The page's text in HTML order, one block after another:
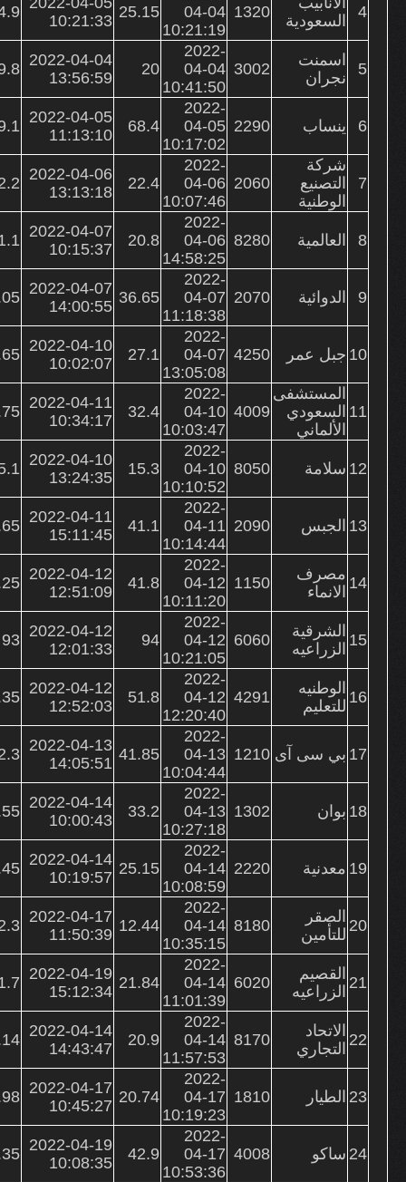
4
السعودية
1320
04-04
10:21:19
25.15
10:21:33
5
اسمنت
نجران
3002
2022-
04-04
10:41:50
20
2022-04-04
13:56:59
6 ينساب 2290
2022-
04-05
10:17:02
68.4
2022-04-05
11:13:10
7
شركة
التصنيع
الوطنية
2060
2022-
04-06
10:07:46
22.4
2022-04-06
13:13:18
8 العالمية 8280
2022-
04-06
14:58:25
20.8
2022-04-07
10:15:37
9 الدوائية 2070
2022-
04-07
11:18:38
36.65
2022-04-07
14:00:55
10 جبل عمر 4250
2022-
04-07
13:05:08
27.1
2022-04-10
10:02:07
11
المستشفى
السعودي
الألماني
4009
2022-
04-10
10:03:47
32.4
2022-04-11
10:34:17
12 سلامة 8050
2022-
04-10
10:10:52
15.3
2022-04-10
13:24:35
13 الجبس 2090
2022-
04-11
10:14:44
41.1
2022-04-11
15:11:45
14 مصرف
الانماء
1150
2022-
04-12
10:11:20
41.8
2022-04-12
12:51:09
15 الشرقية
الزراعيه
6060
2022-
04-12
10:21:05
94
2022-04-12
12:01:33
93
16 الوطنيه
للتعليم
4291
2022-
04-12
12:20:40
51.8
2022-04-12
12:52:03
17 بي سى آى 1210
2022-
04-13
10:04:44
41.85
2022-04-13
14:05:51
18 بوان 1302
2022-
04-13
10:27:18
33.2
2022-04-14
10:00:43
19 معدنية 2220
2022-
04-14
10:08:59
25.15
2022-04-14
10:19:57
20 الصقر
للتأمين
8180
2022-
04-14
10:35:15
12.44
2022-04-17
11:50:39
21 القصيم
الزراعيه
6020
2022-
04-14
11:01:39
21.84
2022-04-19
15:12:34
22 الاتحاد
التجاري
8170
2022-
04-14
11:57:53
20.9
2022-04-14
14:43:47
23 الطيار 1810
2022-
04-17
10:19:23
20.74
2022-04-17
10:45:27
24 ساكو 4008
2022-
04-17
10:53:36
42.9
2022-04-19
10:08:35